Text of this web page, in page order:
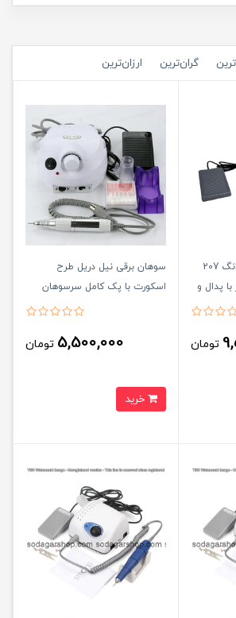
گران‌ترین ارزان‌ترین
سوهان برقی ناخن استرانگ 207
35/000دور با پدال و
کیفیت)
تومان
سوهان برقی نیل دریل طرح
اسکورت با پک کامل سرسوهان
5,500,000 تومان